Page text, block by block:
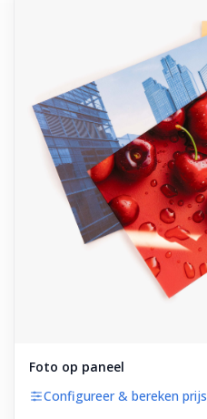
Foto op paneel
Configureer & bereken prijs